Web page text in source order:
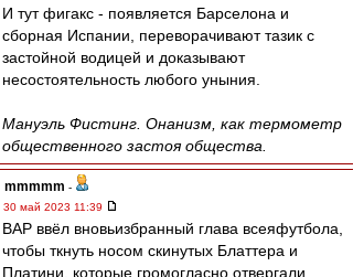
И тут фигакс - появляется Барселона и
сборная Испании, переворачивают тазик с
застойной водицей и доказывают
несостоятельность любого уныния.
Мануэль Фистинг. Онанизм, как термометр
общественного застоя общества.
mmmmm -
30 май 2023 11:39
ВАР ввёл вновьизбранный глава всеяфутбола,
чтобы ткнуть носом скинутых Блаттера и
Платини, которые громогласно отвергали